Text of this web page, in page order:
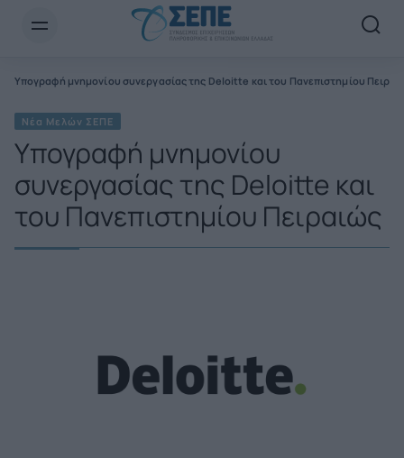
Υπογραφή μνημονίου συνεργασίας της Deloitte και του Πανεπιστημίου
Νέα Μελών ΣΕΠΕ
Υπογραφή μνημονίου
συνεργασίας της Deloitte και
του Πανεπιστημίου Πειραιώς
Newsletter Email*